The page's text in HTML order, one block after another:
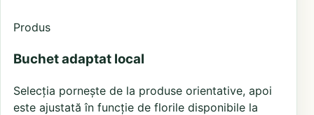
Produs
Buchet adaptat local
Selecția pornește de la produse orientative, apoi
este ajustată în funcție de florile disponibile la